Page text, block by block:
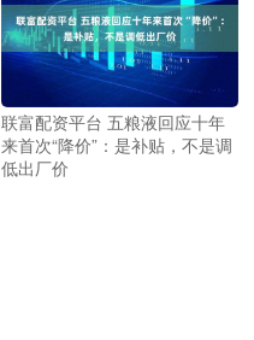
联富配资平台 五粮液回应十年
来首次“降价”：是补贴，不是调
低出厂价